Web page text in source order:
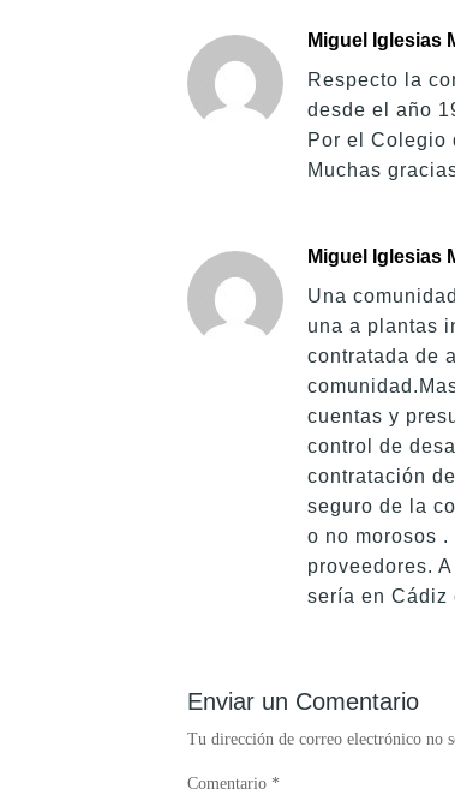
Miguel Iglesias
Respecto la
desde el año
Por el Colegio
Muchas
Miguel Iglesias
Una
una a plantas
contratada de
cuentas y
control de
contratación
seguro de la
o no morosos
proveedores.
sería en Cádiz
Enviar un Comentario
Tu dirección de correo electrónico no
Comentario *